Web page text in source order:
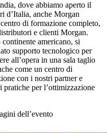
dove abbiamo aperto il
d’Italia, anche Morgan
di formazione completo,
e clienti Morgan.
americano, si
supporto tecnologico per
all’opera in una sala taglio
come un centro di
con i nostri partner e
per l’ottimizzazione
dell’evento